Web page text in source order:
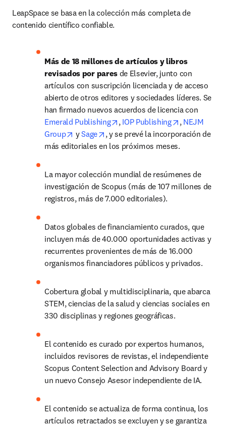
LeapSpace se basa en la colección más completa de
contenido científico confiable.
Más de 18 millones de artículos y libros
revisados por pares de Elsevier, junto con
artículos con suscripción licenciada y de acceso
abierto de otros editores y sociedades líderes. Se
Emerald Publishing
opens in new tab/window
, IOP Publishing opens in
, NEJM
Group
opens in new tab/window
y Sage opens in new tab/window
, y se prevé la incorporación de
más editoriales en los próximos meses.
La mayor colección mundial de resúmenes de
investigación de Scopus (más de 107 millones de
registros, más de 7.000 editoriales).
Datos globales de financiamiento curados, que
incluyen más de 40.000 oportunidades activas y
recurrentes provenientes de más de 16.000
organismos financiadores públicos y privados.
Cobertura global y multidisciplinaria, que abarca
STEM, ciencias de la salud y ciencias sociales en
330 disciplinas y regiones geográficas.
El contenido es curado por expertos humanos,
incluidos revisores de revistas, el independiente
Scopus Content Selection and Advisory Board y
un nuevo Consejo Asesor independiente de IA.
El contenido se actualiza de forma continua, los
artículos retractados se excluyen y se garantiza